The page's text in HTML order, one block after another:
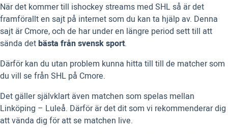
När det kommer till ishockey streams med SHL så är det
framförallt en sajt på internet som du kan ta hjälp av. Denna
sajt är Cmore, och de har under en längre period sett till att
sända detbästa från svensk sport.
Därför kan du utan problem kunna hitta till till de matcher som
du vill se från SHL på Cmore.
Det gäller självklart även matchen som spelas mellan
Linköping – Luleå. Därför är det dit som vi rekommenderar dig
att vända dig för att se matchen live.